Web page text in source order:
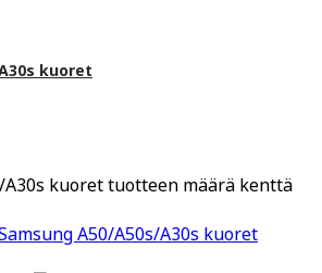
kuoret
A30s kuoret tuotteen määrä kenttä
A50/A50s/A30s kuoret